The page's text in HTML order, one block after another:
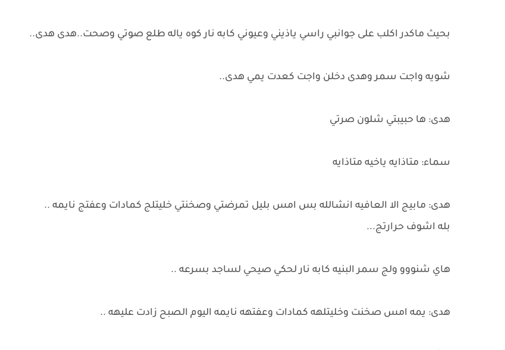
بحيث ماكدر اكلب على جوانبي راسي ياذيني وعيوني كابه نار كوه ياله طلع صوتي وصحت..هدى هدى..
شويه واجت سمر وهدى دخلن واجت كعدت يمي هدى..
هدى: ها حبيبتي شلون صرتي
سماء: متاذايه ياخيه متاذايه
هدى: مابيج الا العافيه انشالله بس امس بليل تمرضتي وصخنتي خليتلج كمادات وعفتج نايمه ..
بله اشوف حرارتج...
هاي شنووو ولج سمر البنيه كابه نار لحكي صيحي لساجد بسرعه ..
هدى: يمه امس صخنت وخليتلهه كمادات وعفتهه نايمه اليوم الصبح زادت عليهه ..